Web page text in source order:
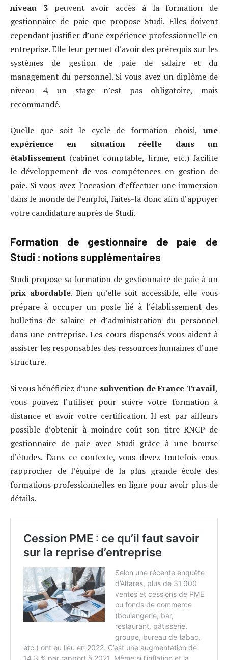
niveau 3peuvent avoir accès à la formation de
gestionnaire de paie que propose Studi. Elles doivent
cependant justifier d’une expérience professionnelle en
entreprise. Elle leur permet d’avoir des prérequis sur les
systèmes de gestion de paie de salaire et du
management du personnel. Si vous avez un diplôme de
niveau 4, un stage n’est pas obligatoire, mais
recommandé.
Quelle que soit le cycle de formation choisi, une
expérience en situation réelle dans un
établissement (cabinet comptable, firme, etc.) facilite
le développement de vos compétences en gestion de
paie. Si vous avez l’occasion d’effectuer une immersion
dans le monde de l’emploi, faites-la donc afin d’appuyer
votre candidature auprès de Studi.
Formation de gestionnaire de paie de
Studi : notions supplémentaires
Studi propose sa formation de gestionnaire de paie à un
prix abordable. Bien qu’elle soit accessible, elle vous
prépare à occuper un poste lié à l’établissement des
bulletins de salaire et d’administration du personnel
dans une entreprise. Les cours dispensés vous aident à
assister les responsables des ressources humaines d’une
structure.
Si vous bénéficiez d’une subvention de France Travail,
vous pouvez l’utiliser pour suivre votre formation à
distance et avoir votre certification. Il est par ailleurs
possible d’obtenir à moindre coût son titre RNCP de
gestionnaire de paie avec Studi grâce à une bourse
d’études. Dans ce contexte, vous devez toutefois vous
rapprocher de l’équipe de la plus grande école des
formations professionnelles en ligne pour avoir plus de
détails.